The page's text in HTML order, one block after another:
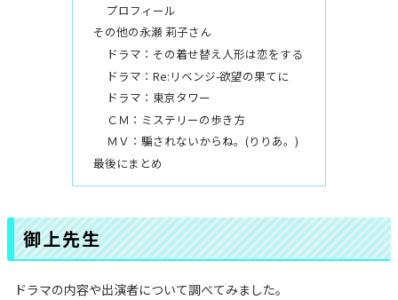
プロフィール
その他の永瀬 莉子さん
ドラマ：その着せ替え人形は恋をする
ドラマ：Re:リベンジ-欲望の果てに
ドラマ：東京タワー
ＣＭ：ミステリーの歩き方
ＭＶ：騙されないからね。(りりあ。)
最後にまとめ
御上先生
ドラマの内容や出演者について調べてみました。